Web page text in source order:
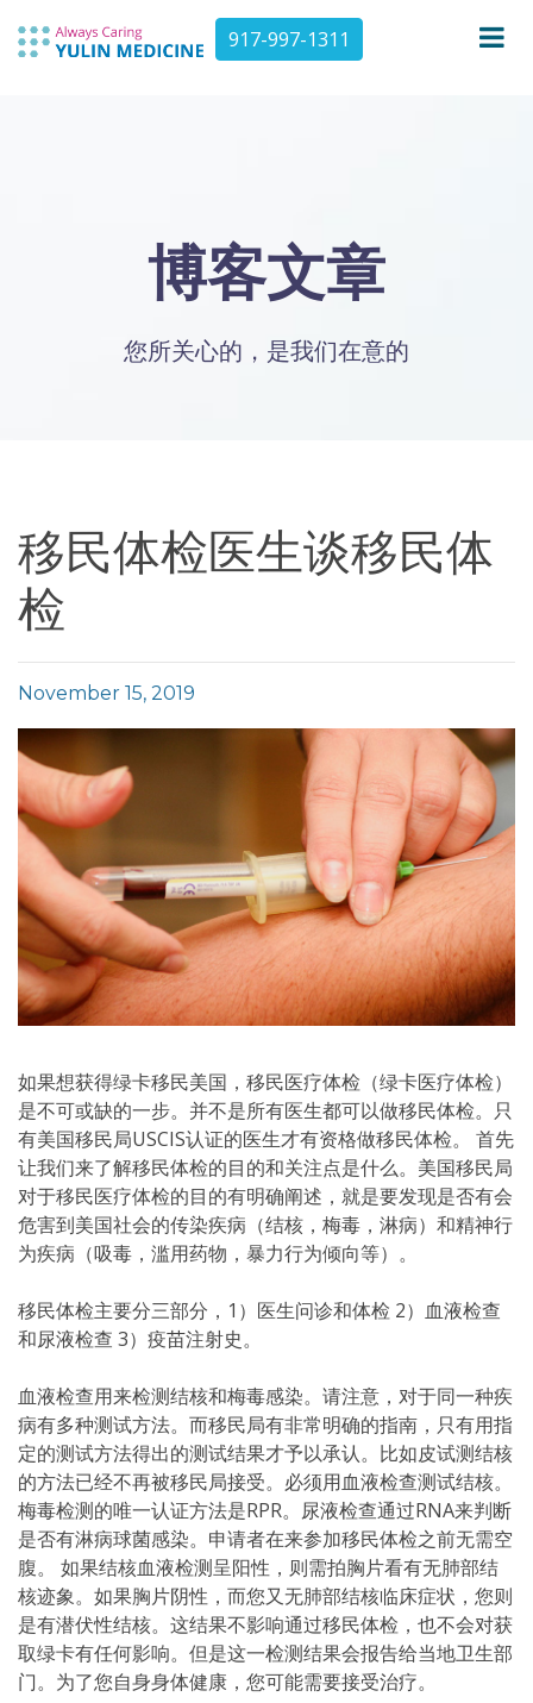
917-997-1311
博客文章
您所关心的，是我们在意的
移民体检医生谈移民体
检
November 15, 2019
如果想获得绿卡移民美国，移民医疗体检（绿卡医疗体检）
是不可或缺的一步。并不是所有医生都可以做移民体检。只
有美国移民局USCIS认证的医生才有资格做移民体检。 首先
让我们来了解移民体检的目的和关注点是什么。美国移民局
对于移民医疗体检的目的有明确阐述，就是要发现是否有会
危害到美国社会的传染疾病（结核，梅毒，淋病）和精神行
为疾病（吸毒，滥用药物，暴力行为倾向等）。
移民体检主要分三部分，1）医生问诊和体检 2）血液检查
和尿液检查 3）疫苗注射史。
血液检查用来检测结核和梅毒感染。请注意，对于同一种疾
病有多种测试方法。而移民局有非常明确的指南，只有用指
定的测试方法得出的测试结果才予以承认。比如皮试测结核
的方法已经不再被移民局接受。必须用血液检查测试结核。
梅毒检测的唯一认证方法是RPR。尿液检查通过RNA来判断
是否有淋病球菌感染。申请者在来参加移民体检之前无需空
腹。 如果结核血液检测呈阳性，则需拍胸片看有无肺部结
核迹象。如果胸片阴性，而您又无肺部结核临床症状，您则
是有潜伏性结核。这结果不影响通过移民体检，也不会对获
取绿卡有任何影响。但是这一检测结果会报告给当地卫生部
门。为了您自身身体健康，您可能需要接受治疗。